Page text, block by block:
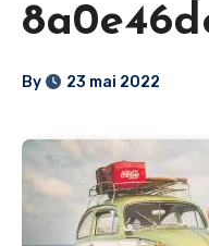
By 23 mai 2022